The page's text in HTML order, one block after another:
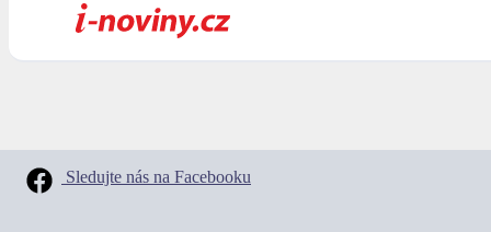
Sledujte nás na Facebooku